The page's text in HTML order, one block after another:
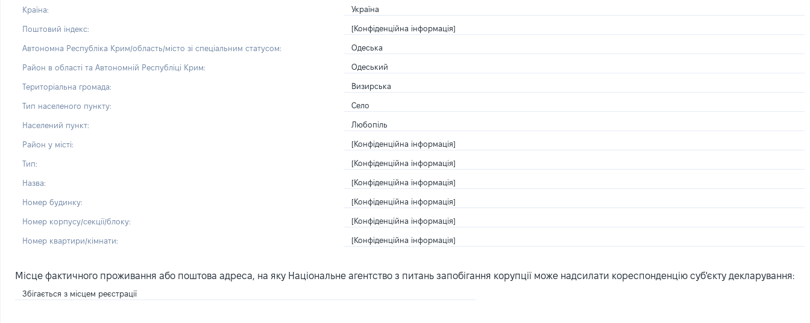
Країна: Україна
Поштовий індекс: [Конфіденційна інформація]
Автономна Республіка Крим/область/місто зі спеціальним статусом: Одеська
Район в області та Автономній Республіці Крим: Одеський
Територіальна громада: Визирська
Тип населеного пункту: Село
Населений пункт: Любопіль
Район у місті: [Конфіденційна інформація]
Тип: [Конфіденційна інформація]
Назва: [Конфіденційна інформація]
Номер будинку: [Конфіденційна інформація]
Номер корпусу/секції/блоку: [Конфіденційна інформація]
Номер квартири/кімнати: [Конфіденційна інформація]
Місце фактичного проживання або поштова адреса, на яку Національне агентство з питань запобігання корупції може надсилати кореспонденцію суб'єкту декларування:
Збігається з місцем реєстрації